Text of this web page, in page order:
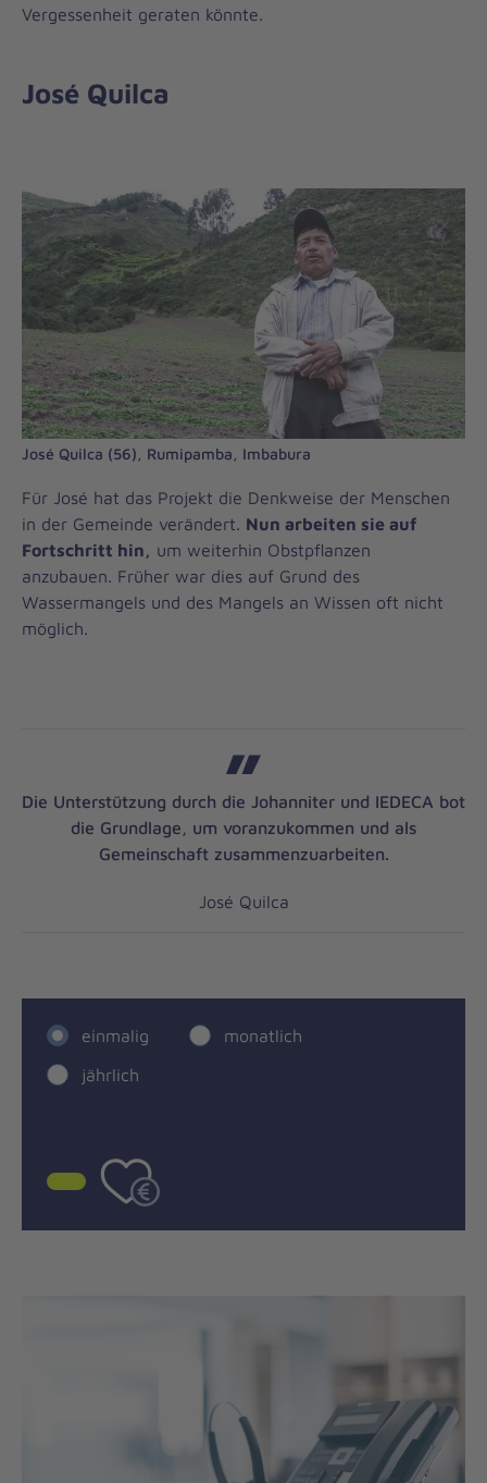
Vergessenheit geraten könnte.
José Quilca
José Quilca (56), Rumipamba, Imbabura
Für José hat das Projekt die Denkweise der Menschen
in der Gemeinde verändert. Nun arbeiten sie auf
Fortschritt hin,
um weiterhin Obstpflanzen
anzubauen. Früher war dies auf Grund des
Wassermangels und des Mangels an Wissen oft nicht
möglich.
Die Unterstützung durch die Johanniter und IEDECA bot
die Grundlage, um voranzukommen und als
Gemeinschaft zusammenzuarbeiten.
José Quilca
einmalig
monatlich
jährlich